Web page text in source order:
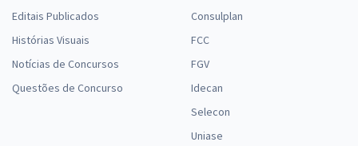
Editais Publicados
Histórias Visuais
Notícias de Concursos
Questões de Concurso
Consulplan
FCC
FGV
Idecan
Selecon
Uniase